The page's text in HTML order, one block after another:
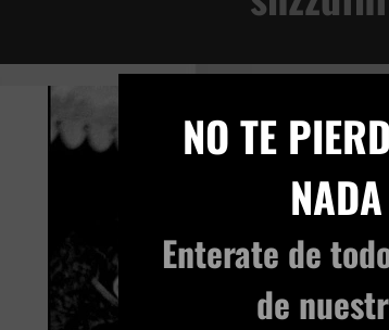
NO TE
NADA
Enterate de
de